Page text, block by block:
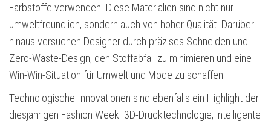
Farbstoffe verwenden. Diese Materialien sind nicht nur
umweltfreundlich, sondern auch von hoher Qualität. Darüber
hinaus versuchen Designer durch präzises Schneiden und
Zero-Waste-Design, den Stoffabfall zu minimieren und eine
Win-Win-Situation für Umwelt und Mode zu schaffen.
Technologische Innovationen sind ebenfalls ein Highlight der
diesjährigen Fashion Week. 3D-Drucktechnologie, intelligente